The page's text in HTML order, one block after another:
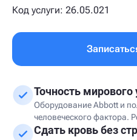
Код услуги: 26.05.021
Точность мирового
Оборудование Abbott и
человеческого фактора.
Сдать кровь без